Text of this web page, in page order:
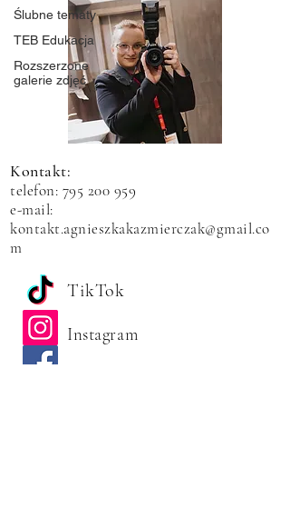
Ślubne tematy
TEB Edukacja
Rozszerzone
galerie zdjęć
Kontakt:
telefon: 795 200 959
e-mail:
kontakt.agnieszkakazmierczak@gmail.co
m
TikTok
Instagram